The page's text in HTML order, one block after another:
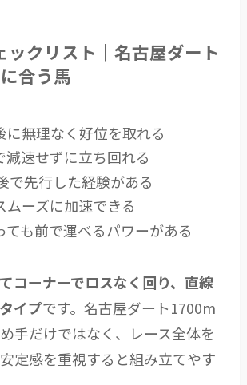
ックリスト｜名古屋ダート
合う馬
に無理なく好位を取れる
減速せずに立ち回れる
で先行した経験がある
ムーズに加速できる
ても前で運べるパワーがある
コーナーでロスなく回り、直線
イプです。名古屋ダート1700m
手だけではなく、レース全体を
定感を重視すると組み立てやす